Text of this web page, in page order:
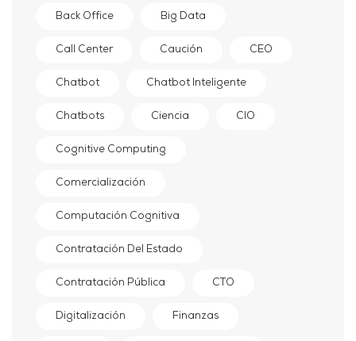
Back Office Big Data
Call Center Caución CEO
Chatbot Chatbot Inteligente
Chatbots Ciencia CIO
Cognitive Computing
Comercialización
Computación Cognitiva
Contratación Del Estado
Contratación Pública CTO
Digitalización Finanzas